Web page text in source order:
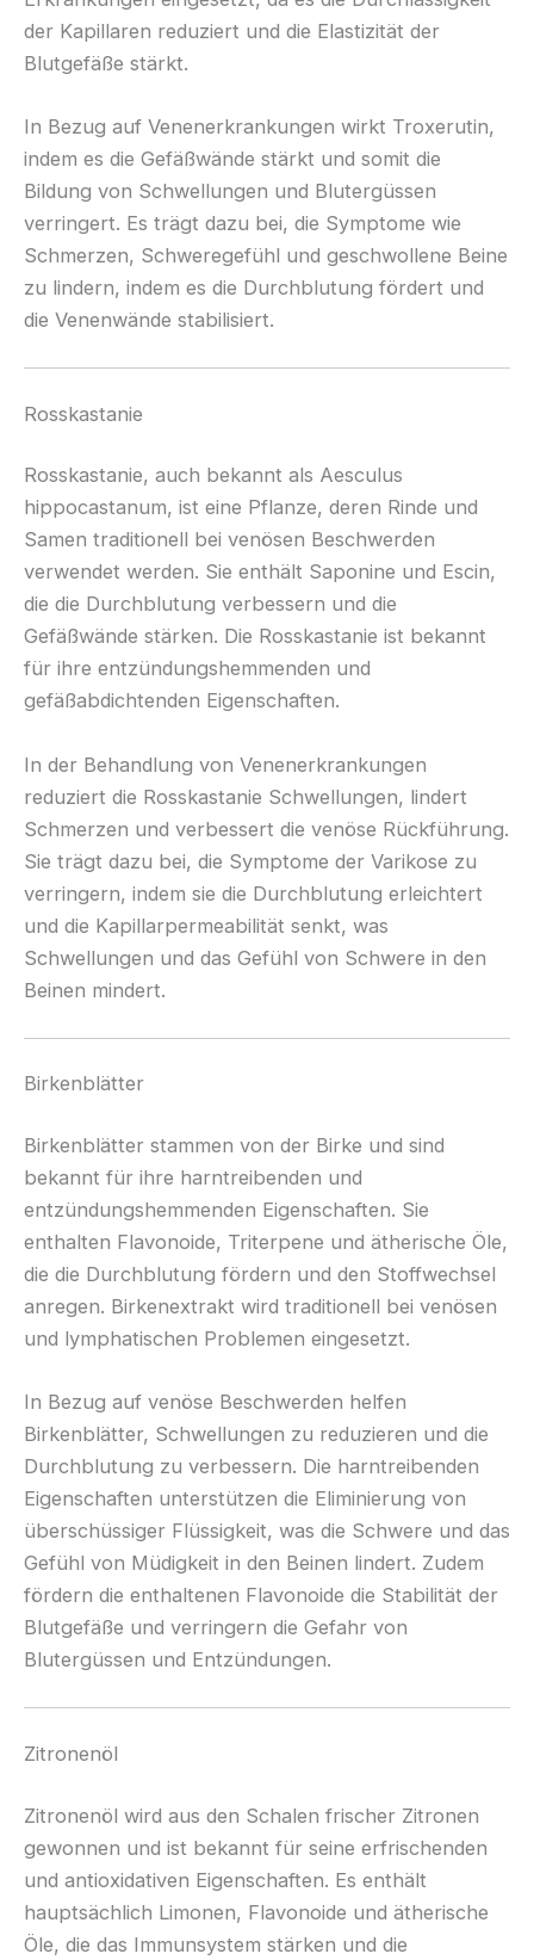
der Kapillaren reduziert und die Elastizität der
Blutgefäße stärkt.
In Bezug auf Venenerkrankungen wirkt Troxerutin,
indem es die Gefäßwände stärkt und somit die
Bildung von Schwellungen und Blutergüssen
verringert. Es trägt dazu bei, die Symptome wie
Schmerzen, Schweregefühl und geschwollene Beine
zu lindern, indem es die Durchblutung fördert und
die Venenwände stabilisiert.
Rosskastanie
Rosskastanie, auch bekannt als Aesculus
hippocastanum, ist eine Pflanze, deren Rinde und
Samen traditionell bei venösen Beschwerden
verwendet werden. Sie enthält Saponine und Escin,
die die Durchblutung verbessern und die
Gefäßwände stärken. Die Rosskastanie ist bekannt
für ihre entzündungshemmenden und
gefäßabdichtenden Eigenschaften.
In der Behandlung von Venenerkrankungen
reduziert die Rosskastanie Schwellungen, lindert
Schmerzen und verbessert die venöse Rückführung.
Sie trägt dazu bei, die Symptome der Varikose zu
verringern, indem sie die Durchblutung erleichtert
und die Kapillarpermeabilität senkt, was
Schwellungen und das Gefühl von Schwere in den
Beinen mindert.
Birkenblätter
Birkenblätter stammen von der Birke und sind
bekannt für ihre harntreibenden und
entzündungshemmenden Eigenschaften. Sie
enthalten Flavonoide, Triterpene und ätherische Öle,
die die Durchblutung fördern und den Stoffwechsel
anregen. Birkenextrakt wird traditionell bei venösen
und lymphatischen Problemen eingesetzt.
In Bezug auf venöse Beschwerden helfen
Birkenblätter, Schwellungen zu reduzieren und die
Durchblutung zu verbessern. Die harntreibenden
Eigenschaften unterstützen die Eliminierung von
überschüssiger Flüssigkeit, was die Schwere und das
Gefühl von Müdigkeit in den Beinen lindert. Zudem
fördern die enthaltenen Flavonoide die Stabilität der
Blutgefäße und verringern die Gefahr von
Blutergüssen und Entzündungen.
Zitronenöl
Zitronenöl wird aus den Schalen frischer Zitronen
gewonnen und ist bekannt für seine erfrischenden
und antioxidativen Eigenschaften. Es enthält
hauptsächlich Limonen, Flavonoide und ätherische
Öle, die das Immunsystem stärken und die